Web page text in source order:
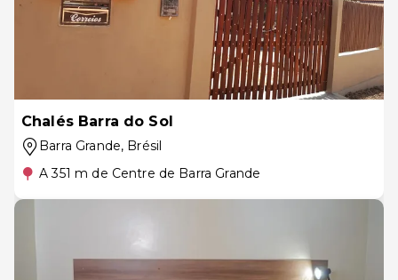
Chalés Barra do Sol
Barra Grande, Brésil
A 351 m de Centre de Barra Grande